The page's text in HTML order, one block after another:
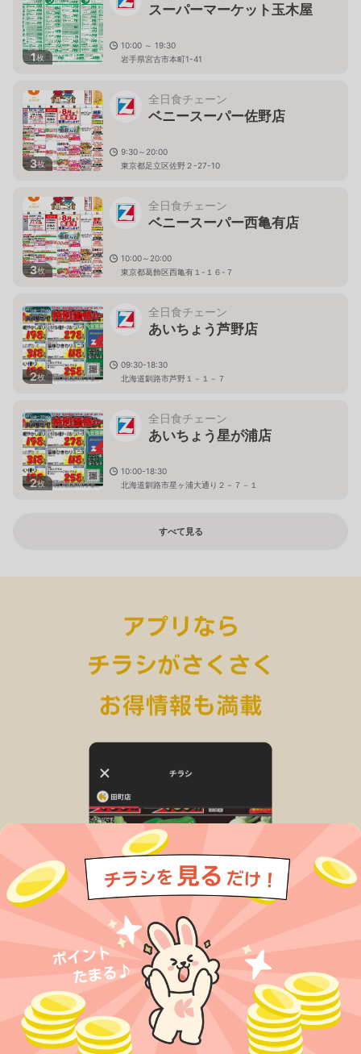
1枚
スーパーマーケット玉木屋
10:00 ～ 19:30
岩手県宮古市本町1-41
3枚
全日食チェーン
ベニースーパー佐野店
9:30～20:00
東京都足立区佐野２-27-10
3枚
全日食チェーン
ベニースーパー西亀有店
10:00～20:00
東京都葛飾区西亀有１-１６-７
2枚
全日食チェーン
あいちょう芦野店
09:30-18:30
北海道釧路市芦野１－１－７
2枚
全日食チェーン
あいちょう星が浦店
10:00-18:30
北海道釧路市星ヶ浦大通り２－７－１
すべて見る